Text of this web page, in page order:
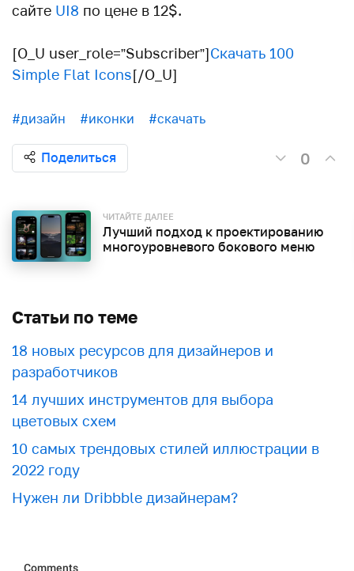
сайте UI8 по цене в 12$.
[O_U user_role=”Subscriber”]Скачать 100
Simple Flat Icons[/O_U]
#дизайн #иконки #скачать
Поделиться 0
ЧИТАЙТЕ ДАЛЕЕ
Лучший подход к проектированию
многоуровневого бокового меню
Статьи по теме
18 новых ресурсов для дизайнеров и
разработчиков
​​14 лучших инструментов для выбора
цветовых схем
10 самых трендовых стилей иллюстрации в
2022 году
Нужен ли Dribbble дизайнерам?